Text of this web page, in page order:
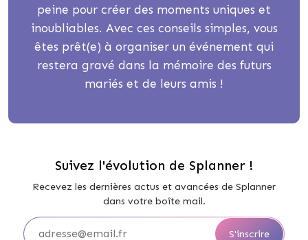
peine pour créer des moments uniques et
inoubliables. Avec ces conseils simples, vous
êtes prêt(e) à organiser un événement qui
restera gravé dans la mémoire des futurs
mariés et de leurs amis !
Suivez l'évolution de Splanner !
Recevez les dernières actus et avancées de Splanner
dans votre boîte mail.